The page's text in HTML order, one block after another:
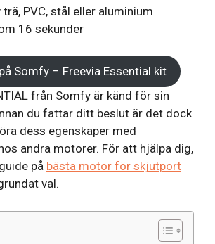
trä, PVC, stål eller aluminium
16 sekunder
Somfy – Freevia Essential kit
från Somfy är känd för sin
du fattar ditt beslut är det dock
dess egenskaper med
andra motorer. För att hjälpa dig,
på bästa motor för skjutport
val.